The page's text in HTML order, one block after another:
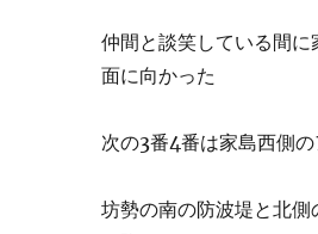
仲間と談笑している間
面に向かった
次の3番4番は家島西側
坊勢の南の防波堤と北